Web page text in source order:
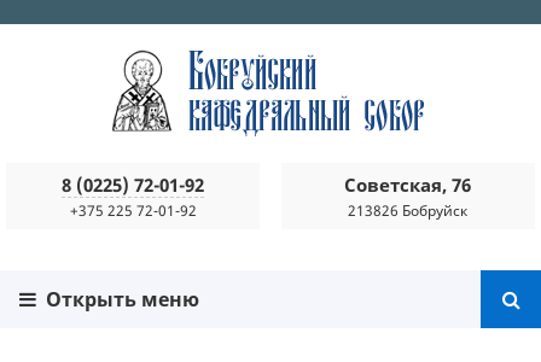
8 (0225) 72-01-92
+375 225 72-01-92
Советская, 76
213826 Бобруйск
Открыть меню